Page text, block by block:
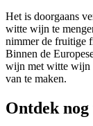
Het is doorgaans
witte wijn te
nimmer de fruitige
Binnen de
wijn met witte wijn
van te maken.
Ontdek